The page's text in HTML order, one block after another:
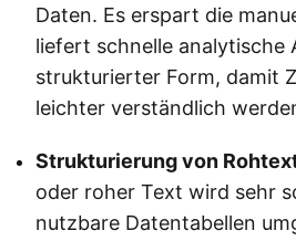
Daten. Es erspart die
liefert schnelle analytische
strukturierter Form, damit
leichter verständlich
Strukturierung von
oder roher Text wird sehr
nutzbare Datentabellen